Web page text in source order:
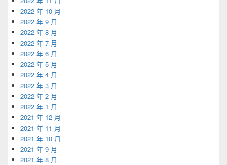
2022 年 10 月
2022 年 9 月
2022 年 8 月
2022 年 7 月
2022 年 6 月
2022 年 5 月
2022 年 4 月
2022 年 3 月
2022 年 2 月
2022 年 1 月
2021 年 12 月
2021 年 11 月
2021 年 10 月
2021 年 9 月
2021 年 8 月